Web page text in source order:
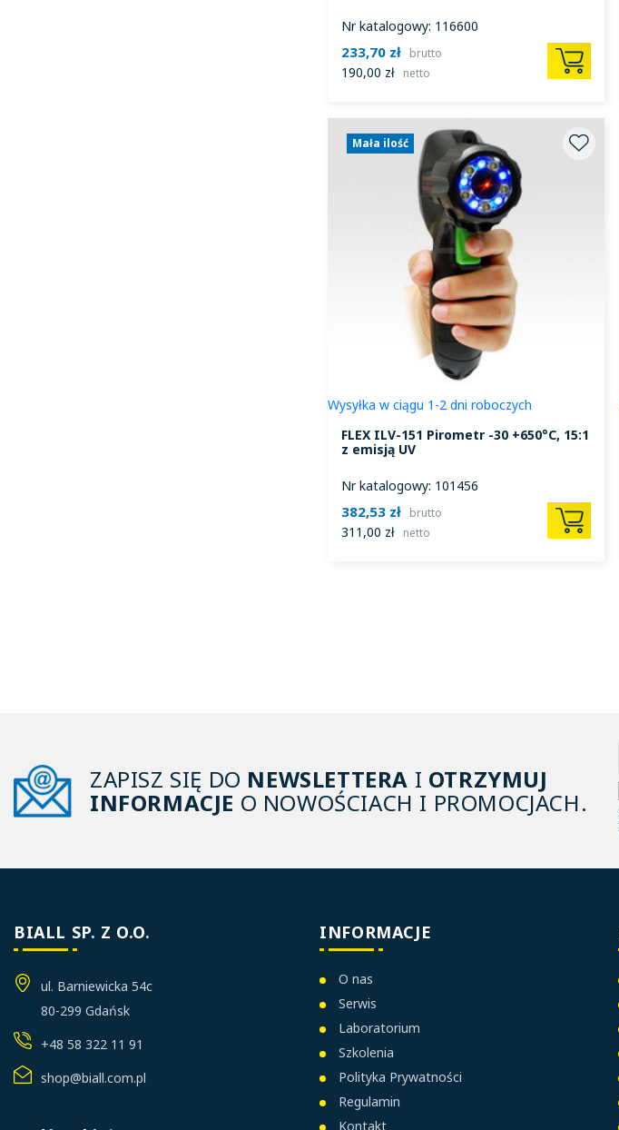
Nr katalogowy: 116600
233,70 zł brutto
190,00 zł netto
Mała ilość
Wysyłka w ciągu 1-2 dni roboczych
FLEX ILV-151 Pirometr -30 +650°C, 15:1
z emisją UV
Nr katalogowy: 101456
382,53 zł brutto
311,00 zł netto
ZAPISZ SIĘ DO NEWSLETTERA I OTRZYMUJ
INFORMACJE O NOWOŚCIACH I PROMOCJACH.
BIALL SP. Z O.O.
ul. Barniewicka 54c
80-299 Gdańsk
+48 58 322 11 91
shop@biall.com.pl
INFORMACJE
O nas
Serwis
Laboratorium
Szkolenia
Polityka Prywatności
Regulamin
Kontakt